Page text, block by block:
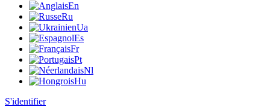
En
Ru
Ua
Es
Fr
Pt
Nl
Hu
S'identifier